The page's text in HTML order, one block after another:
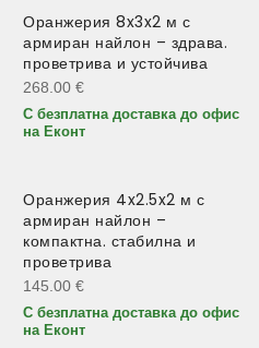
Оранжерия 8x3x2 м с
армиран найлон – здрава.
проветрива и устойчива
268.00 €
С безплатна доставка до офис
на Еконт
Оранжерия 4x2.5x2 м с
армиран найлон –
компактна. стабилна и
проветрива
145.00 €
С безплатна доставка до офис
на Еконт